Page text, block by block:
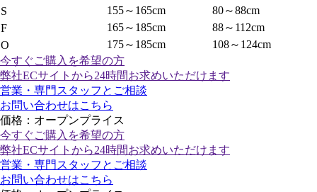
S
155～165cm
80～88cm
F
165～185cm
88～112cm
O
175～185cm
108～124cm
今すぐご購入 を希望の方
弊社ECサイトから24時間お求めいただけます
営業・専門スタッフとご相談
お問い合わせはこちら
価格：オープンプライス
今すぐご購入 を希望の方
弊社ECサイトから24時間お求めいただけます
営業・専門スタッフとご相談
お問い合わせはこちら